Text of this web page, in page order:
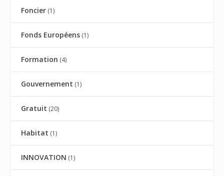
Foncier (1)
Fonds Européens (1)
Formation (4)
Gouvernement (1)
Gratuit (20)
Habitat (1)
INNOVATION (1)